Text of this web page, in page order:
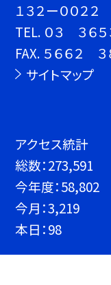
１３２ー００２
TEL. ０３ ３６
FAX. ５６６２ ３
サイトマップ
アクセス統計
総数：273,591
今年度：58,802
今月：3,219
本日：98